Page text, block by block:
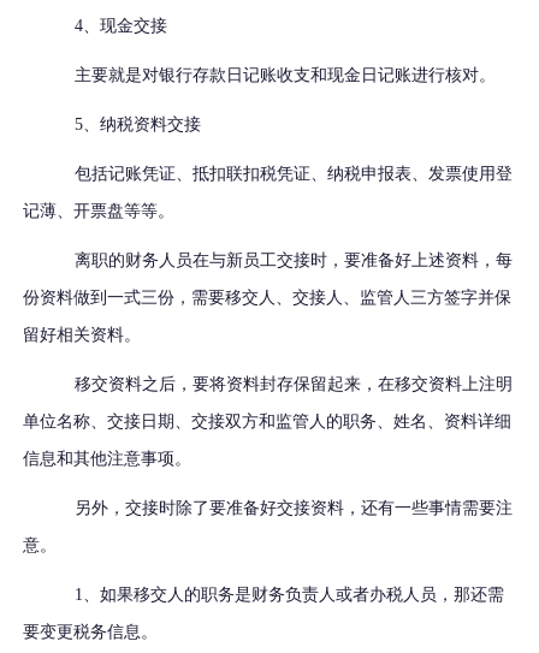
4、现金交接
主要就是对银行存款日记账收支和现金日记账进行核对。
5、纳税资料交接
包括记账凭证、抵扣联扣税凭证、纳税申报表、发票使用登
记薄、开票盘等等。
离职的财务人员在与新员工交接时，要准备好上述资料，每
份资料做到一式三份，需要移交人、交接人、监管人三方签字并保
留好相关资料。
移交资料之后，要将资料封存保留起来，在移交资料上注明
单位名称、交接日期、交接双方和监管人的职务、姓名、资料详细
信息和其他注意事项。
另外，交接时除了要准备好交接资料，还有一些事情需要注
意。
1、如果移交人的职务是财务负责人或者办税人员，那还需
要变更税务信息。